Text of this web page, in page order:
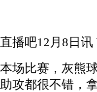
直播吧12月8日
本场比赛，灰熊
助攻都很不错，